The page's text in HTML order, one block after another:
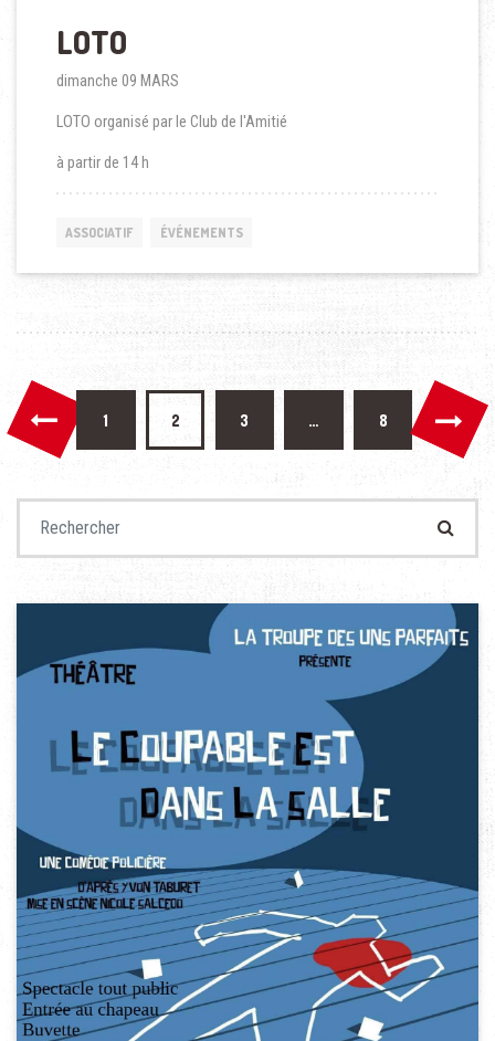
LOTO
dimanche 09 MARS
LOTO organisé par le Club de l'Amitié
à partir de 14 h
ASSOCIATIF ÉVÉNEMENTS
Pagination des publications
1 2 3 … 8